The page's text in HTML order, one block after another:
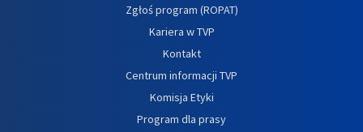
Zgłoś program (ROPAT)
Kariera w TVP
Kontakt
Centrum informacji TVP
Komisja Etyki
Program dla prasy